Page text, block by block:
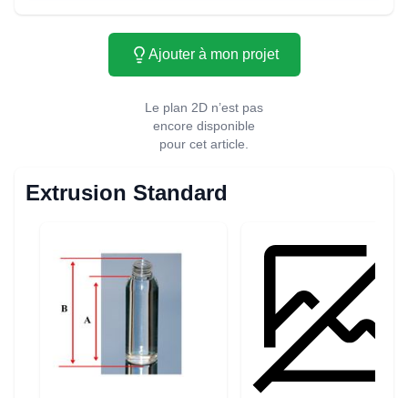
Ajouter à mon projet
Le plan 2D n’est pas
encore disponible
pour cet article.
Extrusion Standard